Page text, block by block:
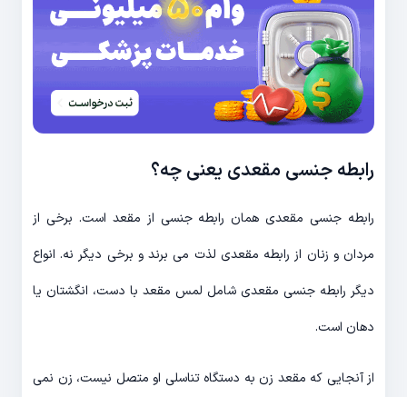
رابطه جنسی مقعدی یعنی چه؟
رابطه جنسی مقعدی همان رابطه جنسی از مقعد است. برخی از
مردان و زنان از رابطه مقعدی لذت می برند و برخی دیگر نه. انواع
دیگر رابطه جنسی مقعدی شامل لمس مقعد با دست، انگشتان یا
دهان است.
از آنجایی که مقعد زن به دستگاه تناسلی او متصل نیست، زن نمی